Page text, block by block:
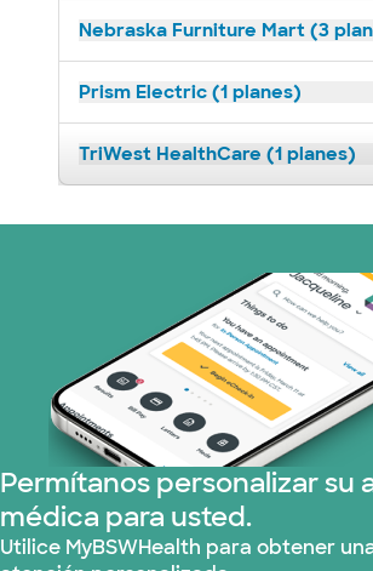
Nebraska Furniture Mart (3
Prism Electric (1 planes)
TriWest HealthCare (1 planes)
Permítanos personalizar su
médica para usted.
Utilice MyBSWHealth para obtener